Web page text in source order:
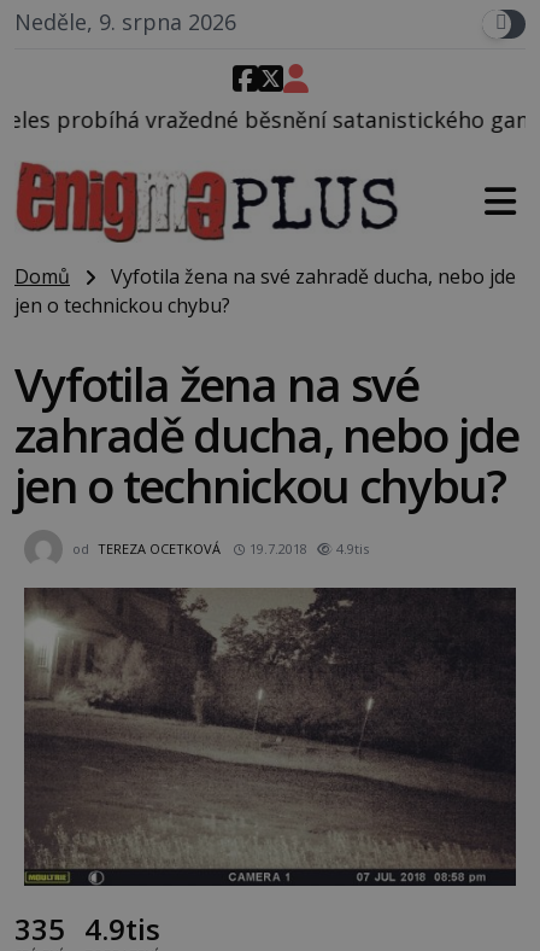
Neděle, 9. srpna 2026
satanistického gangu vedeného
Domů
Vyfotila žena na své zahradě ducha, nebo jde
jen o technickou chybu?
Vyfotila žena na své
zahradě ducha, nebo jde
jen o technickou chybu?
od TEREZA OCETKOVÁ 19.7.2018 4.9tis
335 4.9tis